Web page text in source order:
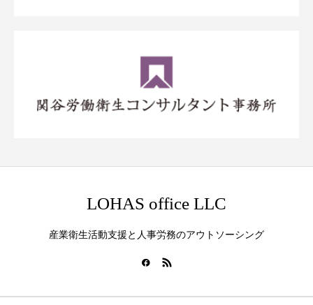
LOHAS office LLC
産業衛生活動支援と人事労務のアウトソーシング